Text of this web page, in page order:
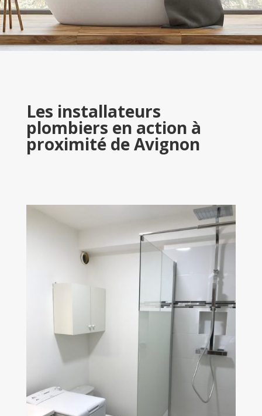
Les installateurs
plombiers en action à
proximité de Avignon